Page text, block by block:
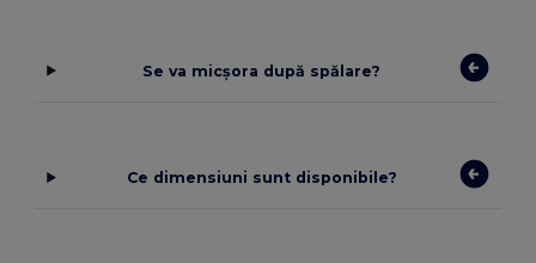
Se va micșora după spălare?
Ce dimensiuni sunt disponibile?